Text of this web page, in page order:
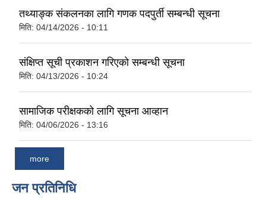
तथ्याङ्क संकलनका लागि गणक पदपुर्ती सम्बन्धी सूचना
मिति: 04/14/2026 - 10:11
संक्षिप्त सूची प्रकाशन गरिएको सम्बन्धी सूचना
मिति: 04/13/2026 - 10:24
सामाजिक परीक्षकको लागि सूचना आव्हान
मिति: 04/06/2026 - 13:16
more
जन प्रतिनिधि